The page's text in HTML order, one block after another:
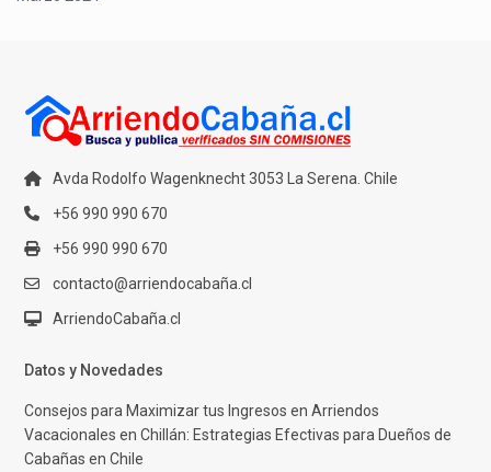
Avda Rodolfo Wagenknecht 3053 La Serena. Chile
+56 990 990 670
+56 990 990 670
contacto@arriendocabaña.cl
ArriendoCabaña.cl
Datos y Novedades
Consejos para Maximizar tus Ingresos en Arriendos
Vacacionales en Chillán: Estrategias Efectivas para Dueños de
Cabañas en Chile